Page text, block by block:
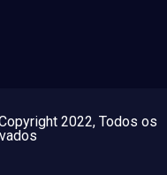
2022, Todos os